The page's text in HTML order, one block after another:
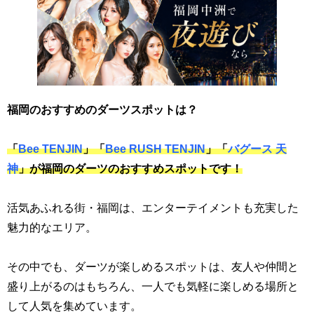
福岡のおすすめのダーツスポットは？
「Bee TENJIN」「Bee RUSH TENJIN」「バグース 天
神」が福岡のダーツのおすすめスポットです！
活気あふれる街・福岡は、エンターテイメントも充実した
魅力的なエリア。
その中でも、ダーツが楽しめるスポットは、友人や仲間と
盛り上がるのはもちろん、一人でも気軽に楽しめる場所と
して人気を集めています。